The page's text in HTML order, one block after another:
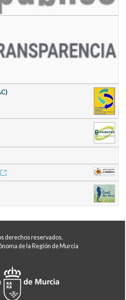
derechos reservados.
de la Región de Murcia